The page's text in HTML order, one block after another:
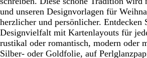
und unseren Designvorlagen für
herzlicher und persönlicher. Entdecken
Designvielfalt mit Kartenlayouts für
rustikal oder romantisch, modern oder
Silber- oder Goldfolie, auf